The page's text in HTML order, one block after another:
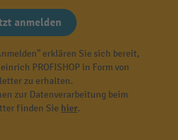
anmelden
erklären Sie sich bereit,
PROFISHOP in Form von
zu erhalten.
zur Datenverarbeitung beim
finden Sie hier.